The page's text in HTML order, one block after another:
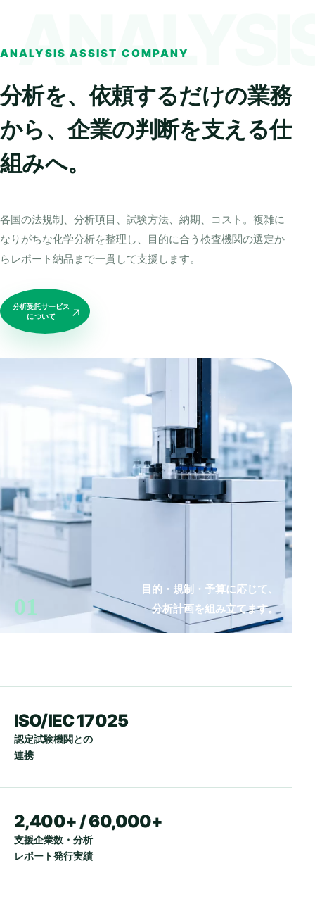
ANALYSIS ASSIST COMPANY
分析を、依頼するだけの業務
から、企業の判断を支える仕
組みへ。
各国の法規制、分析項目、試験方法、納期、コスト。複雑に
なりがちな化学分析を整理し、目的に合う検査機関の選定か
らレポート納品まで一貫して支援します。
分析受託サービス
について
↗
01
目的・規制・予算に応じて、
分析計画を組み立てます。
ISO/IEC 17025
認定試験機関との
連携
2,400+ / 60,000+
支援企業数・分析
レポート発行実績